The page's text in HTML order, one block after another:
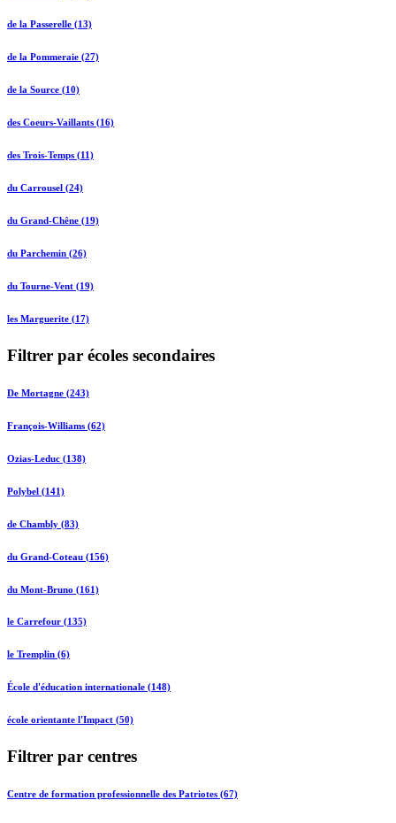
de la Passerelle (13)
de la Pommeraie (27)
de la Source (10)
des Coeurs-Vaillants (16)
des Trois-Temps (11)
du Carrousel (24)
du Grand-Chêne (19)
du Parchemin (26)
du Tourne-Vent (19)
les Marguerite (17)
Filtrer par écoles secondaires
De Mortagne (243)
François-Williams (62)
Ozias-Leduc (138)
Polybel (141)
de Chambly (83)
du Grand-Coteau (156)
du Mont-Bruno (161)
le Carrefour (135)
le Tremplin (6)
École d'éducation internationale (148)
école orientante l'Impact (50)
Filtrer par centres
Centre de formation professionnelle des Patriotes (67)